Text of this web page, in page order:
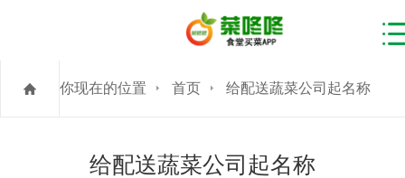
你现在的位置 首页 给配送蔬菜公司起名称
给配送蔬菜公司起名称